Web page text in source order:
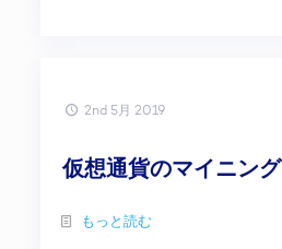
2nd 5月 2019
仮想通貨のマイニング
もっと読む